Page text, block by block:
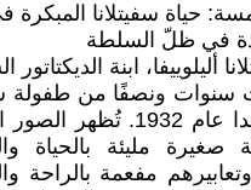
حياة سفيتلانا المبكرة
في ظلّ السلطة
أليلوييفا، ابنة
سنوات ونصفًا من طفولة
والدتها ناديجدا عام
صغيرة مليئة بالحياة
مفعمة بالراحة